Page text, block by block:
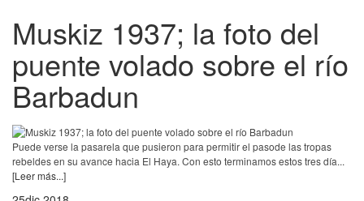
Muskiz 1937; la foto del
puente volado sobre el río
Barbadun
Puede verse la pasarela que pusieron para permitir el pasode las tropas
rebeldes en su avance hacia El Haya. Con esto terminamos estos tres día...
[Leer más...]